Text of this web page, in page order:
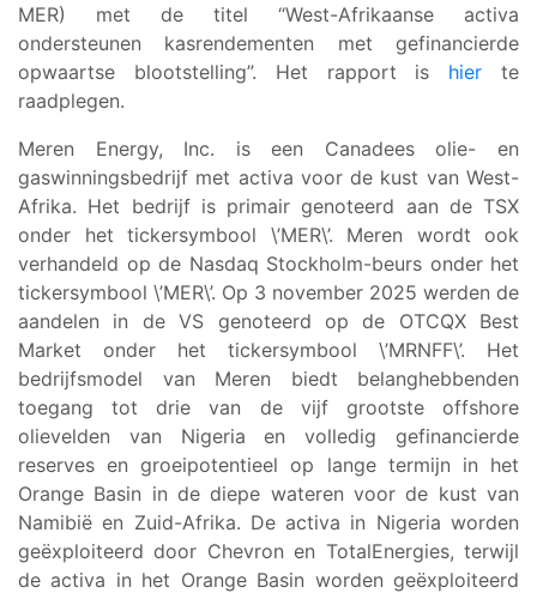
MER) met de titel “West-Afrikaanse activa
ondersteunen kasrendementen met gefinancierde
opwaartse blootstelling”. Het rapport is hier te
raadplegen.
Meren Energy, Inc. is een Canadees olie- en
gaswinningsbedrijf met activa voor de kust van West-
Afrika. Het bedrijf is primair genoteerd aan de TSX
onder het tickersymbool \’MER\’. Meren wordt ook
verhandeld op de Nasdaq Stockholm-beurs onder het
tickersymbool \’MER\’. Op 3 november 2025 werden de
aandelen in de VS genoteerd op de OTCQX Best
Market onder het tickersymbool \’MRNFF\’. Het
bedrijfsmodel van Meren biedt belanghebbenden
toegang tot drie van de vijf grootste offshore
olievelden van Nigeria en volledig gefinancierde
reserves en groeipotentieel op lange termijn in het
Orange Basin in de diepe wateren voor de kust van
Namibië en Zuid-Afrika. De activa in Nigeria worden
geëxploiteerd door Chevron en TotalEnergies, terwijl
de activa in het Orange Basin worden geëxploiteerd